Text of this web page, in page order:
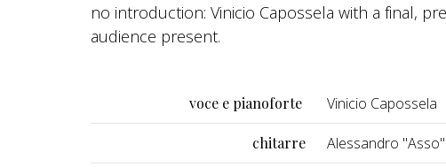
no introduction: Vinicio Capossela with a final,
audience present.
voce e pianoforte Vinicio Capossela
chitarre Alessandro